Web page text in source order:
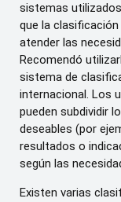
sistemas
que la
atender las
Recomendó
sistema de
internacional. Los
pueden subdividir
deseables (por
resultados o
según las
Existen varias